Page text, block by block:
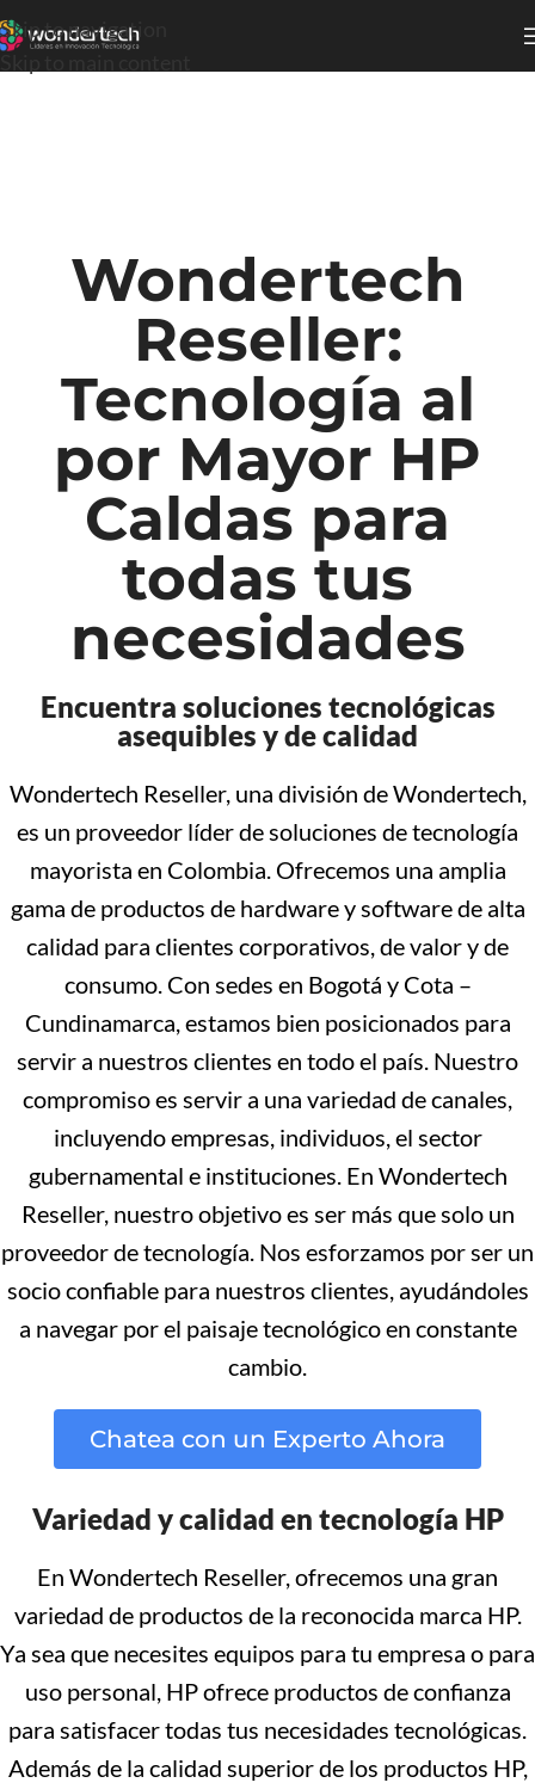
Skip to navigation
Wondertech
Reseller:
Tecnología al
por Mayor HP
Caldas para
todas tus
necesidades
Encuentra soluciones tecnológicas
asequibles y de calidad
Wondertech Reseller, una división de Wondertech,
es un proveedor líder de soluciones de tecnología
mayorista en Colombia. Ofrecemos una amplia
gama de productos de hardware y software de alta
calidad para clientes corporativos, de valor y de
consumo. Con sedes en Bogotá y Cota –
Cundinamarca, estamos bien posicionados para
servir a nuestros clientes en todo el país. Nuestro
compromiso es servir a una variedad de canales,
incluyendo empresas, individuos, el sector
gubernamental e instituciones. En Wondertech
Reseller, nuestro objetivo es ser más que solo un
proveedor de tecnología. Nos esforzamos por ser un
socio confiable para nuestros clientes, ayudándoles
a navegar por el paisaje tecnológico en constante
cambio.
Chatea con un Experto Ahora
Variedad y calidad en tecnología HP
En Wondertech Reseller, ofrecemos una gran
variedad de productos de la reconocida marca HP.
Ya sea que necesites equipos para tu empresa o para
uso personal, HP ofrece productos de confianza
para satisfacer todas tus necesidades tecnológicas.
Además de la calidad superior de los productos HP,